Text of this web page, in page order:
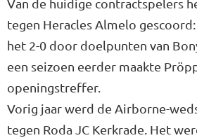
Van de huidige contractspelers
tegen Heracles Almelo
het 2-0 door doelpunten van
een seizoen eerder maakte
openingstreffer.
Vorig jaar werd de Airborne-
tegen Roda JC Kerkrade. Het